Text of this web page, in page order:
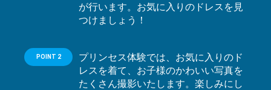
が行います。お気に入りのドレスを見
つけましょう！
POINT 2
プリンセス体験では、お気に入りのド
レスを着て、お子様のかわいい写真を
たくさん撮影いたします。楽しみにし